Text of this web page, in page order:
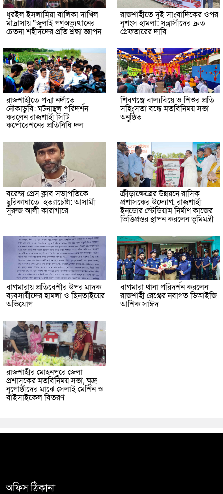
ধুরইল ইসলামিয়া বালিকা দাখিল
মাদ্রাসায় “জুলাই গণঅভ্যুত্থানের
চেতনা শহীদদের প্রতি শ্রদ্ধা জ্ঞাপন
রাজশাহীতে দুই সাংবাদিকের ওপর
নৃশংস হামলা: সন্ত্রাসীদের দ্রুত
গ্রেফতারের দাবি
রাজশাহীতে পদ্মা নদীতে
নৌকাডুবি: ঘটনাস্থল পরিদর্শন
করলেন রাজশাহী সিটি
কর্পোরেশনের প্রতিনিধি দল
শিবগঞ্জে বাল্যবিয়ে ও শিশুর প্রতি
সহিংসতা বন্ধে মতবিনিময় সভা
অনুষ্ঠিত
বরেন্দ্র প্রেস ক্লাব সভাপতিকে
ছুরিকাঘাতে হত্যাচেষ্টা: আসামী
সুরুজ আলী কারাগারে
ক্রীড়াক্ষেত্রের উন্নয়নে রাসিক
প্রশাসকের উদ্যোগ, রাজশাহী
ইনডোর স্টেডিয়াম নির্মাণ কাজের
ভিত্তিপ্রস্তর স্থাপন করলেন ভূমিমন্ত্রী
বাগমারায় প্রতিবেশীর উপর মাদক
ব্যবসায়ীদের হামলা ও ছিনতাইয়ের
অভিযোগ
বাগমারা থানা পরিদর্শন করলেন
রাজশাহী রেঞ্জের নবাগত ডিআইজি
আশিক সাঈদ
রাজশাহীর মোহনপুরে জেলা
প্রশাসকের মতবিনিময় সভা, ক্ষুদ্র
নৃগোষ্ঠীদের মাঝে সেলাই মেশিন ও
বাইসাইকেল বিতরণ
অফিস ঠিকানা